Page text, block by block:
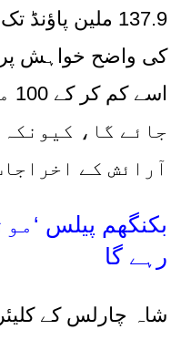
137.9 ملین پاؤنڈ
کی واضح خواہش
اسے کم کر کے 100
جائے گا،
آرائش کے
بکنگھم پیلس ‘
رہے گا
شاہ چارلس کے